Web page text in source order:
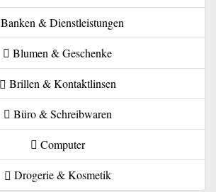
Banken & Dienstleistungen
Blumen & Geschenke
Brillen & Kontaktlinsen
Büro & Schreibwaren
Computer
Drogerie & Kosmetik